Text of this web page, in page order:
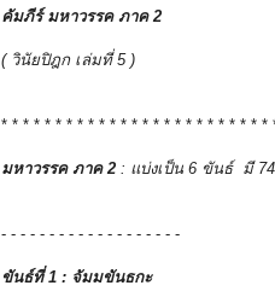
คัมภีร์ มหาวรรค ภาค 2
( วินัยปิฎก เล่มที่ 5 )
* * * * * * * * * * * * * * * * * * * * * * * * *
มหาวรรค ภาค 2 : แบ่งเป็น 6 ขันธ์ มี
- - - - - - - - - - - - - - - - - - -
ขันธ์ที่ 1 : จัมมขันธกะ